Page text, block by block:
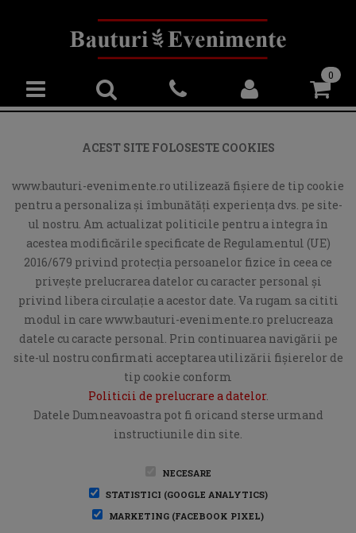
0
ACEST SITE FOLOSESTE COOKIES
www.bauturi-evenimente.ro utilizează fişiere de tip cookie
pentru a personaliza și îmbunătăți experiența dvs. pe site-
ul nostru. Am actualizat politicile pentru a integra în
acestea modificările specificate de Regulamentul (UE)
2016/679 privind protecția persoanelor fizice în ceea ce
privește prelucrarea datelor cu caracter personal și
privind libera circulație a acestor date. Va rugam sa cititi
modul in care www.bauturi-evenimente.ro prelucreaza
datele cu caracte personal. Prin continuarea navigării pe
site-ul nostru confirmati acceptarea utilizării fişierelor de
tip cookie conform
Politicii de prelucrare a datelor.
Datele Dumneavoastra pot fi oricand sterse urmand
instructiunile din site.
NECESARE
STATISTICI (GOOGLE ANALYTICS)
MARKETING (FACEBOOK PIXEL)